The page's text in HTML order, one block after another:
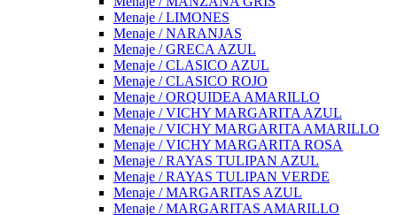
Menaje / LIMONES
Menaje / NARANJAS
Menaje / GRECA AZUL
Menaje / CLASICO AZUL
Menaje / CLASICO ROJO
Menaje / ORQUIDEA AMARILLO
Menaje / VICHY MARGARITA AZUL
Menaje / VICHY MARGARITA AMARILLO
Menaje / VICHY MARGARITA ROSA
Menaje / RAYAS TULIPAN AZUL
Menaje / RAYAS TULIPAN VERDE
Menaje / MARGARITAS AZUL
Menaje / MARGARITAS AMARILLO